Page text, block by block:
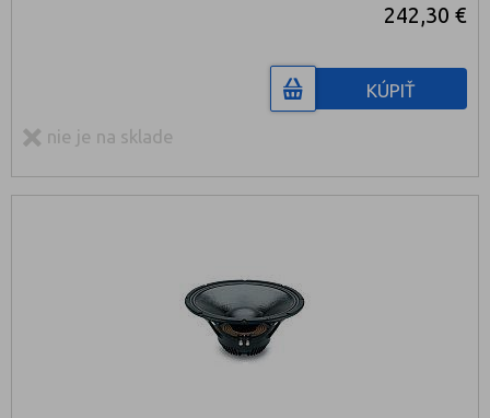
242,30 €
KÚPIŤ
nie je na sklade